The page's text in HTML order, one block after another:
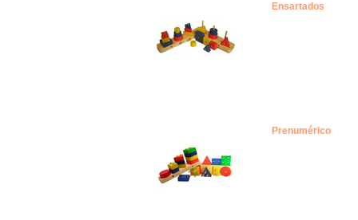
Ensartados
Prenumérico